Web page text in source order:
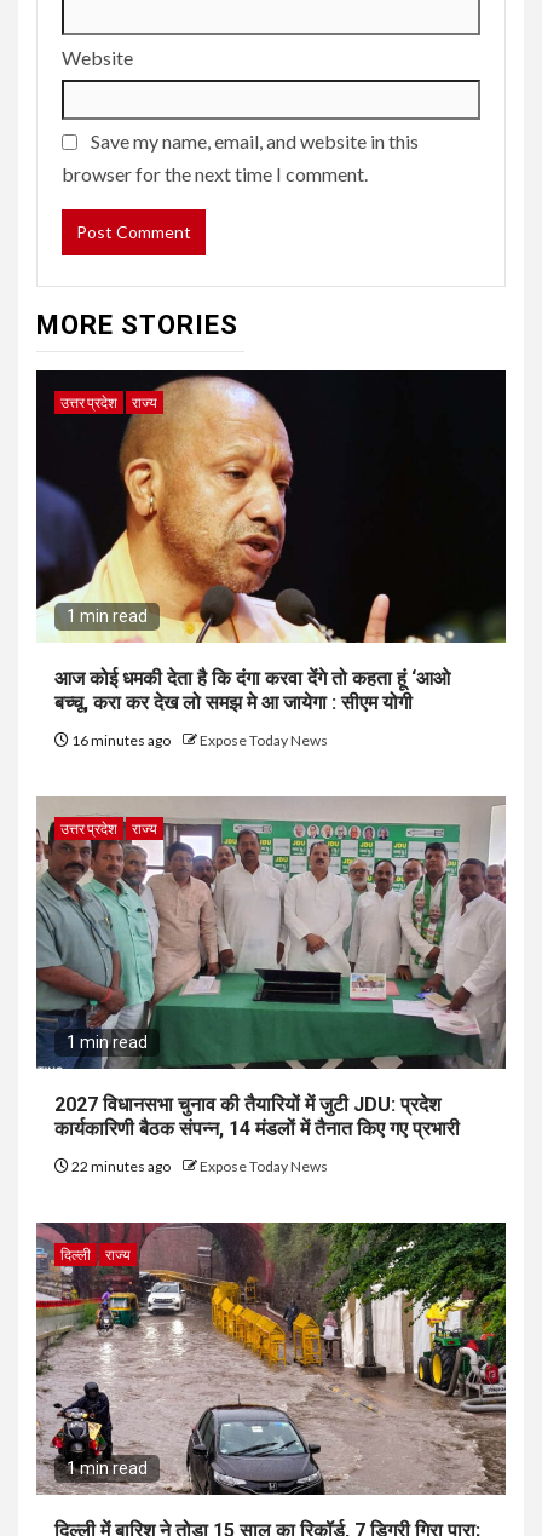
Website
Save my name, email, and website in this
browser for the next time I comment.
MORE STORIES
उत्तर प्रदेश राज्य
1 min read
आज कोई धमकी देता है कि दंगा करवा देंगे तो कहता हूं ‘आओ
बच्चू, करा कर देख लो समझ मे आ जायेगा : सीएम योगी
16 minutes ago Expose Today News
उत्तर प्रदेश राज्य
1 min read
2027 विधानसभा चुनाव की तैयारियों में जुटी JDU: प्रदेश
कार्यकारिणी बैठक संपन्न, 14 मंडलों में तैनात किए गए प्रभारी
22 minutes ago Expose Today News
दिल्ली राज्य
1 min read
दिल्ली में बारिश ने तोड़ा 15 साल का रिकॉर्ड, 7 डिग्री गिरा पारा;